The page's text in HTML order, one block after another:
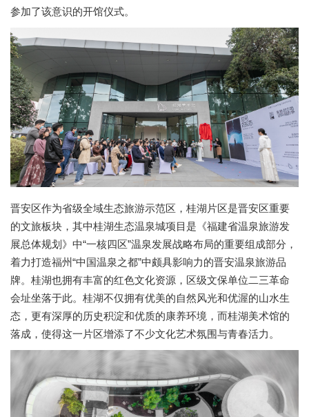
参加了该意识的开馆仪式。
晋安区作为省级全域生态旅游示范区，桂湖片区是晋安区重要
的文旅板块，其中桂湖生态温泉城项目是《福建省温泉旅游发
展总体规划》中“一核四区”温泉发展战略布局的重要组成部分，
着力打造福州“中国温泉之都”中颇具影响力的晋安温泉旅游品
牌。桂湖也拥有丰富的红色文化资源，区级文保单位二三革命
会址坐落于此。桂湖不仅拥有优美的自然风光和优渥的山水生
态，更有深厚的历史积淀和优质的康养环境，而桂湖美术馆的
落成，使得这一片区增添了不少文化艺术氛围与青春活力。